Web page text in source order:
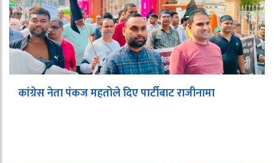
कांग्रेस नेता पंकज महतोले दिए पार्टीबाट राजीनामा